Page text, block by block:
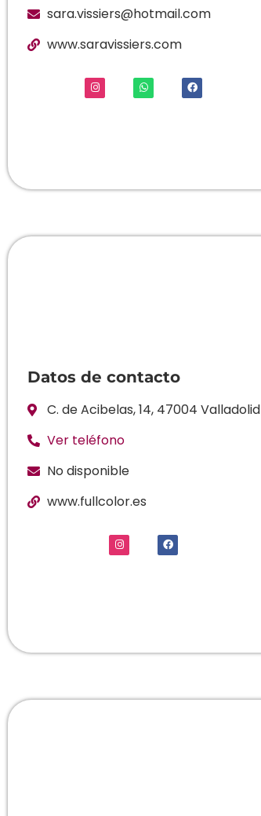
sara.vissiers@hotmail.com
www.saravissiers.com
Datos de contacto
C. de Acibelas, 14, 47004 Valladolid
Ver teléfono
No disponible
www.fullcolor.es